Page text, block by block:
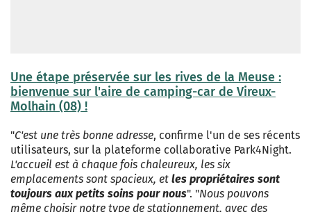
Une étape préservée sur les rives de la Meuse :
bienvenue sur l'aire de camping-car de Vireux-
Molhain (08) !
"C'est une très bonne adresse, confirme l'un de ses récents
utilisateurs, sur la plateforme collaborative Park4Night.
L'accueil est à chaque fois chaleureux, les six
emplacements sont spacieux, et les propriétaires sont
toujours aux petits soins pour nous". "Nous pouvons
même choisir notre type de stationnement, avec des